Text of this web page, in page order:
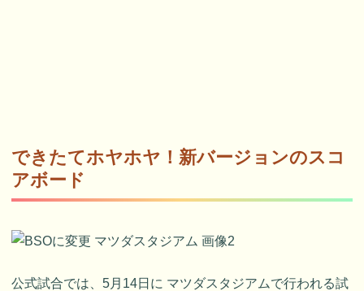
できたてホヤホヤ！新バージョンのスコ
アボード
公式試合では、5月14日に マツダスタジアムで行われる試